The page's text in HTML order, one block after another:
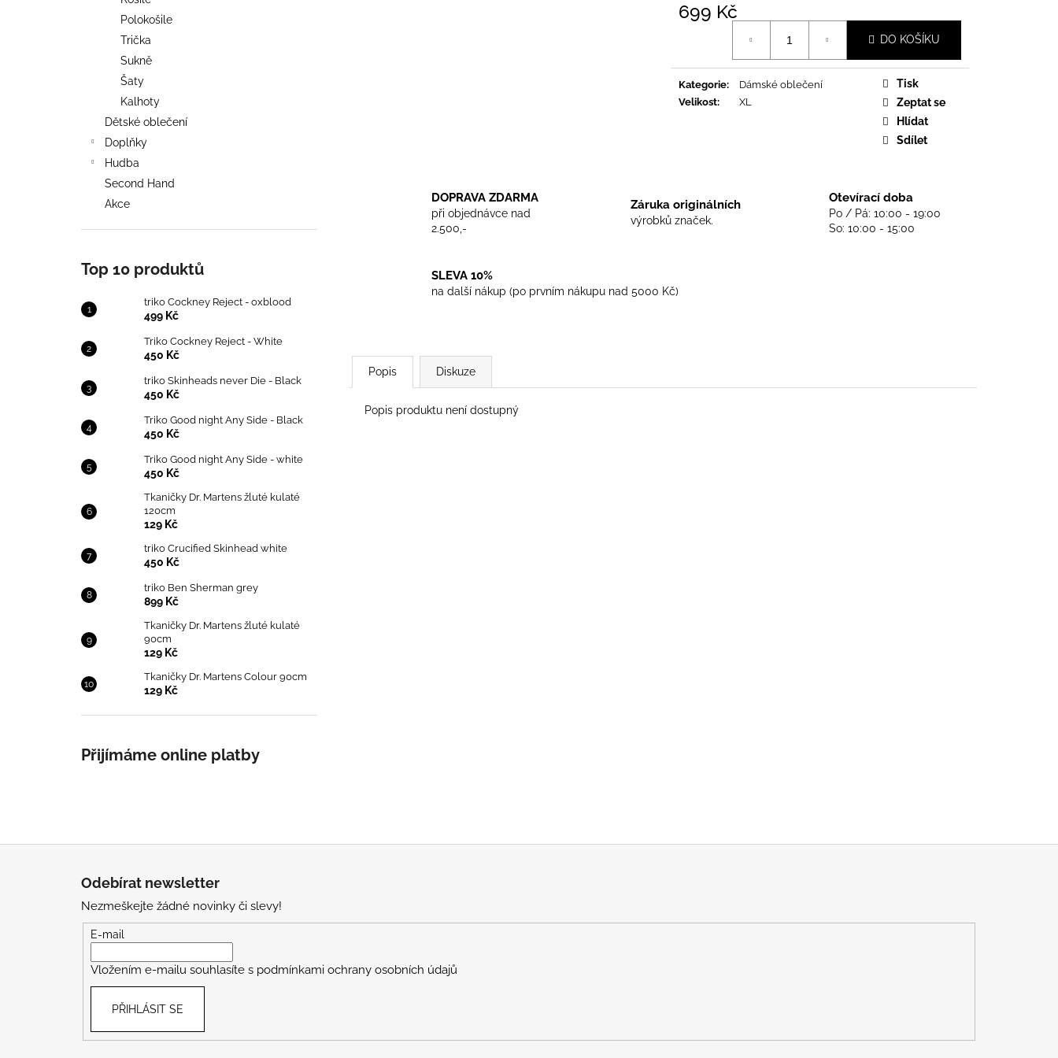
Polokošile
Trička
Sukně
Šaty
Kalhoty
Dětské oblečení
Doplňky
Hudba
Second Hand
Akce
Top 10 produktů
triko Cockney Reject - oxblood
499 Kč
Triko Cockney Reject - White
450 Kč
triko Skinheads never Die - Black
450 Kč
Triko Good night Any Side - Black
450 Kč
Triko Good night Any Side - white
450 Kč
Tkaničky Dr. Martens žluté kulaté
120cm
129 Kč
triko Crucified Skinhead white
450 Kč
triko Ben Sherman grey
899 Kč
Tkaničky Dr. Martens žluté kulaté
90cm
129 Kč
Tkaničky Dr. Martens Colour 90cm
129 Kč
Přijímáme online platby
699 Kč
DO KOŠÍKU
Kategorie:
Dámské oblečení
Velikost: XL
Tisk
Zeptat se
Hlídat
Sdílet
DOPRAVA ZDARMA
při objednávce nad
2.500,-
Záruka originálních
výrobků značek.
Otevírací doba
Po / Pá: 10:00 - 19:00
So: 10:00 - 15:00
SLEVA 10%
na další nákup (po prvním nákupu nad 5000 Kč)
Popis Diskuze
Popis produktu není dostupný
TRIKO COCKNEY REJECT - OXBLOOD
499 Kč
TRIKO SKINHEADS NEVER DIE - BLACK
Odebírat newsletter
Nezmeškejte žádné novinky či slevy!
E-mail
Vložením e-mailu souhlasíte s podmínkami ochrany osobních údajů
PŘIHLÁSIT SE